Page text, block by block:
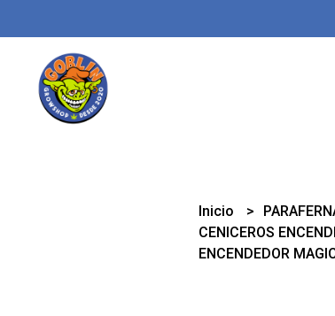
Inicio
CENICEROS
ENCENDEDOR